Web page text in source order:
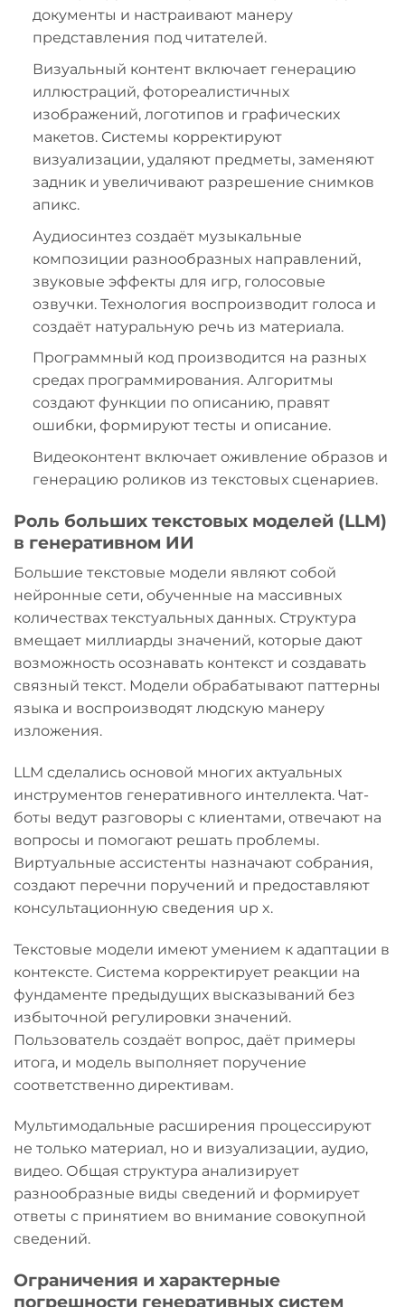
документы и настраивают манеру
представления под читателей.
Визуальный контент включает генерацию
иллюстраций, фотореалистичных
изображений, логотипов и графических
макетов. Системы корректируют
визуализации, удаляют предметы, заменяют
задник и увеличивают разрешение снимков
апикс.
Аудиосинтез создаёт музыкальные
композиции разнообразных направлений,
звуковые эффекты для игр, голосовые
озвучки. Технология воспроизводит голоса и
создаёт натуральную речь из материала.
Программный код производится на разных
средах программирования. Алгоритмы
создают функции по описанию, правят
ошибки, формируют тесты и описание.
Видеоконтент включает оживление образов и
генерацию роликов из текстовых сценариев.
Роль больших текстовых моделей (LLM)
в генеративном ИИ
Большие текстовые модели являют собой
нейронные сети, обученные на массивных
количествах текстуальных данных. Структура
вмещает миллиарды значений, которые дают
возможность осознавать контекст и создавать
связный текст. Модели обрабатывают паттерны
языка и воспроизводят людскую манеру
изложения.
LLM сделались основой многих актуальных
инструментов генеративного интеллекта. Чат-
боты ведут разговоры с клиентами, отвечают на
вопросы и помогают решать проблемы.
Виртуальные ассистенты назначают собрания,
создают перечни поручений и предоставляют
консультационную сведения up x.
Текстовые модели имеют умением к адаптации в
контексте. Система корректирует реакции на
фундаменте предыдущих высказываний без
избыточной регулировки значений.
Пользователь создаёт вопрос, даёт примеры
итога, и модель выполняет поручение
соответственно директивам.
Мультимодальные расширения процессируют
не только материал, но и визуализации, аудио,
видео. Общая структура анализирует
разнообразные виды сведений и формирует
ответы с принятием во внимание совокупной
сведений.
Ограничения и характерные
погрешности генеративных систем